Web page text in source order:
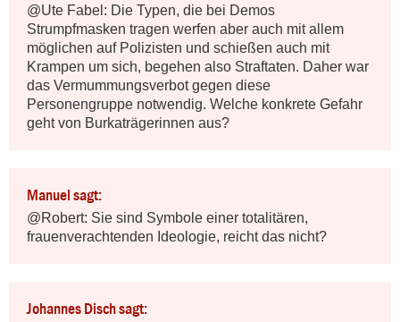
@Ute Fabel: Die Typen, die bei Demos
Strumpfmasken tragen werfen aber auch mit allem
möglichen auf Polizisten und schießen auch mit
Krampen um sich, begehen also Straftaten. Daher war
das Vermummungsverbot gegen diese
Personengruppe notwendig. Welche konkrete Gefahr
geht von Burkaträgerinnen aus?
Manuel sagt:
@Robert: Sie sind Symbole einer totalitären,
frauenverachtenden Ideologie, reicht das nicht?
Johannes Disch sagt: